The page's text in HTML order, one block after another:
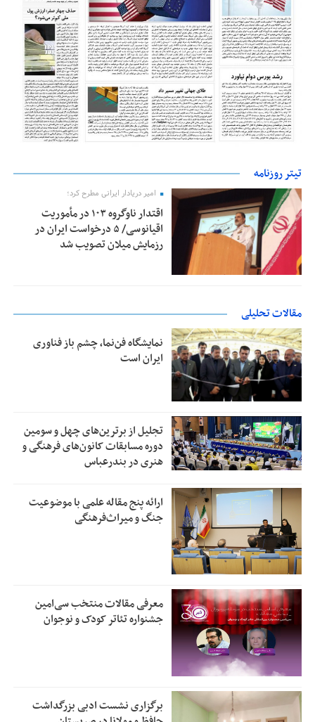
تیتر روزنامه
امیر دریادار ایرانی مطرح کرد؛
اقتدار ناوگروه ۱۰۳ در مأموریت‌
اقیانوسی/ ۵ درخواست ایران در
رزمایش میلان تصویب شد
مقالات تحلیلی
نمایشگاه فن‌نما، چشم باز فناوری
ایران است
تجلیل از بر‌ترین‌های چهل و سومین
دوره مسابقات کانون‌های فرهنگی و
هنری در بندرعباس
ارائه پنج مقاله علمی با موضوعیت
جنگ و میراث‌فرهنگی
معرفی مقالات منتخب سی‌امین
جشنواره تئاتر کودک و نوجوان
برگزاری نشست ادبی بزرگداشت